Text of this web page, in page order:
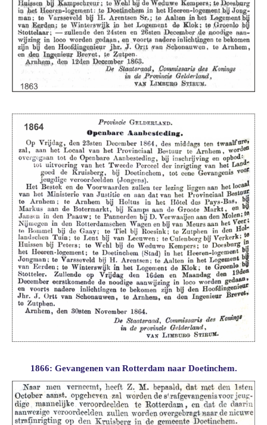
1866: Gevangenen van Rotterdam naar Doetinchem.